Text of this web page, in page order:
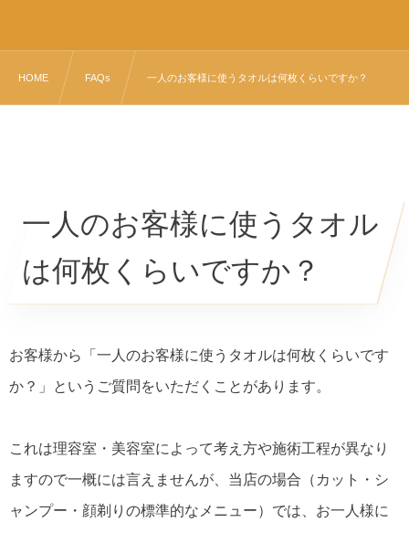
HOME FAQs 一人のお客様に使うタオルは何枚くらいですか？
一人のお客様に使うタオル
は何枚くらいですか？
お客様から「一人のお客様に使うタオルは何枚くらいです
か？」というご質問をいただくことがあります。
これは理容室・美容室によって考え方や施術工程が異なり
ますので一概には言えませんが、当店の場合（カット・シ
ャンプー・顔剃りの標準的なメニュー）では、お一人様に